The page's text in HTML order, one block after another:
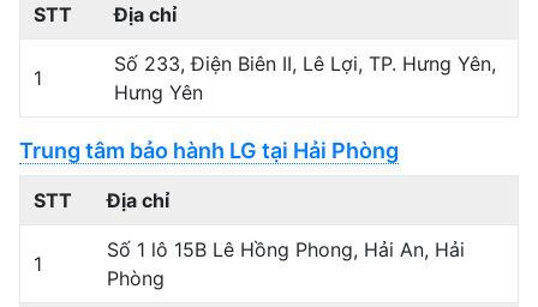
STT Địa chỉ
1
Số 233, Điện Biên II, Lê Lợi, TP. Hưng Yên,
Hưng Yên
Trung tâm bảo hành LG tại Hải Phòng
STT Địa chỉ
1
Số 1 lô 15B Lê Hồng Phong, Hải An, Hải
Phòng